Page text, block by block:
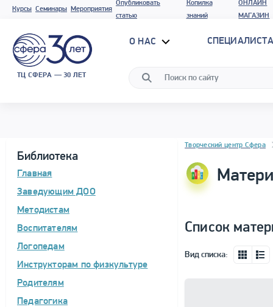
Курсы Семинары Мероприятия
Опубликовать
статью
Копилка
знаний
ОНЛАЙН
МАГАЗИН
ТЦ СФЕРА — 30 ЛЕТ
О НАС
Библиотека
Главная
Заведующим ДОО
Методистам
Воспитателям
Логопедам
Инструкторам по физкультуре
Родителям
Педагогика
Блок новостей
Творческий центр Сфера
Список
Вид списка: